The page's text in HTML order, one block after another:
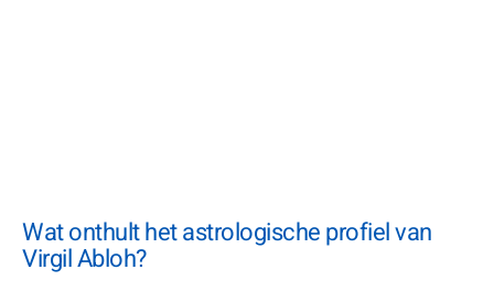
Wat onthult het astrologische profiel van
Virgil Abloh?